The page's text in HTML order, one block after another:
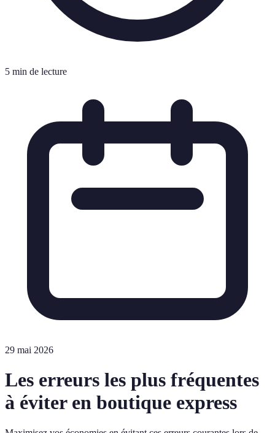
5 min de lecture
29 mai 2026
Les erreurs les plus fréquentes
à éviter en boutique express